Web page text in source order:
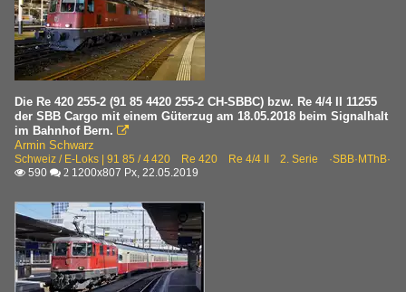
Die Re 420 255-2 (91 85 4420 255-2 CH-SBBC) bzw. Re 4/4 II 11255
der SBB Cargo mit einem Güterzug am 18.05.2018 beim Signalhalt
im Bahnhof Bern. 
Armin Schwarz
Schweiz / E-Loks | 91 85 / 4 420 Re 420 Re 4/4 II 2. Serie ·SBB·MThB·
 590  2 1200x807 Px, 22.05.2019